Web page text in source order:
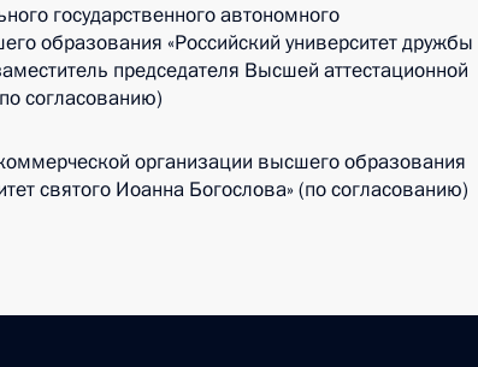
государственного автономного
образования «Российский университет дружбы
председателя Высшей аттестационной
согласованию)
организации высшего образования
святого Иоанна Богослова» (по согласованию)